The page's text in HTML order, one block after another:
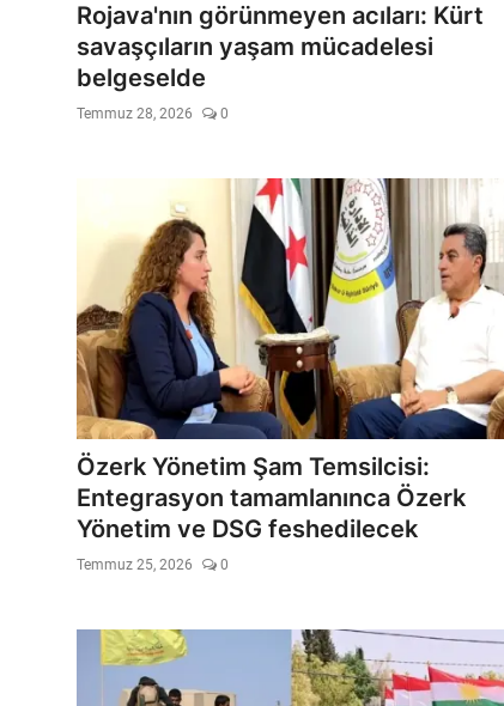
Rojava'nın görünmeyen acıları: Kürt
savaşçıların yaşam mücadelesi
belgeselde
Temmuz 28, 2026 0
Özerk Yönetim Şam Temsilcisi:
Entegrasyon tamamlanınca Özerk
Yönetim ve DSG feshedilecek
Temmuz 25, 2026 0